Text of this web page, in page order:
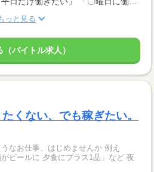
っと見る
（バイトル求人）
くない、でも稼ぎたい。
なお仕事、はじめませんか 例え
ビールに 夕食にプラス1品」など 夜